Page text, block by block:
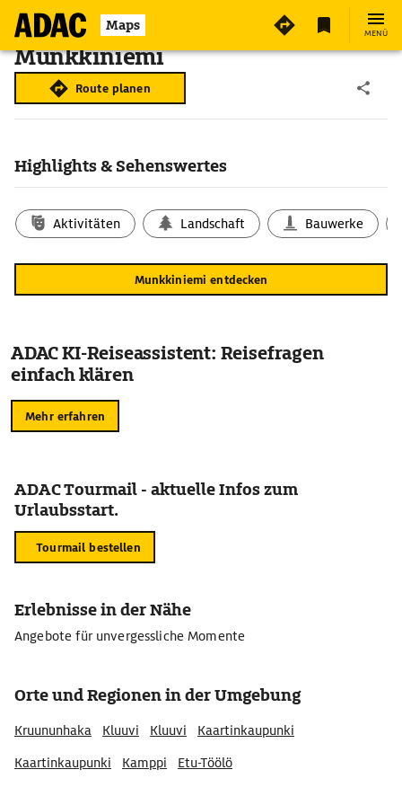
Maps MENÜ
Munkkiniemi
Route planen
Highlights & Sehenswertes
Aktivitäten Landschaft Bauwerke
Munkkiniemi entdecken
ADAC KI-Reiseassistent: Reisefragen
einfach klären
Mehr erfahren
ADAC Tourmail - aktuelle Infos zum
Urlaubsstart.
Tourmail bestellen
Erlebnisse in der Nähe
Angebote für unvergessliche Momente
Orte und Regionen in der Umgebung
Kruununhaka Kluuvi Kluuvi
Kaartinkaupunki
Kaartinkaupunki
Kamppi Etu-Töölö